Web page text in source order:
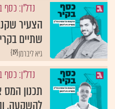
נדל"ן: כסף
הצעיר
שתיים
{19}גיא ליברמן
נדל"ן: כסף
תכנון
להשקעה,